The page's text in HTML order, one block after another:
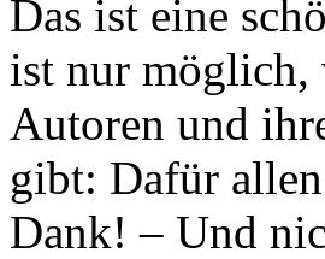
Das ist eine
ist nur möglich,
Autoren und
gibt: Dafür
Dank! – Und